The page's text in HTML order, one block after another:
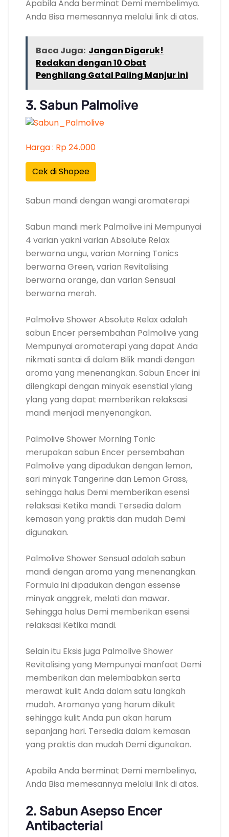
Apabila Anda berminat Demi membelimya.
Anda Bisa memesannya melalui link di atas.
Baca Juga: Jangan Digaruk!
Redakan dengan 10 Obat
Penghilang Gatal Paling Manjur ini
3. Sabun Palmolive
Harga : Rp 24.000
Cek di Shopee
Sabun mandi dengan wangi aromaterapi
Sabun mandi merk Palmolive ini Mempunyai
4 varian yakni varian Absolute Relax
berwarna ungu, varian Morning Tonics
berwarna Green, varian Revitalising
berwarna orange, dan varian Sensual
berwarna merah.
Palmolive Shower Absolute Relax adalah
sabun Encer persembahan Palmolive yang
Mempunyai aromaterapi yang dapat Anda
nikmati santai di dalam Bilik mandi dengan
aroma yang menenangkan. Sabun Encer ini
dilengkapi dengan minyak esenstial ylang
ylang yang dapat memberikan relaksasi
mandi menjadi menyenangkan.
Palmolive Shower Morning Tonic
merupakan sabun Encer persembahan
Palmolive yang dipadukan dengan lemon,
sari minyak Tangerine dan Lemon Grass,
sehingga halus Demi memberikan esensi
relaksasi Ketika mandi. Tersedia dalam
kemasan yang praktis dan mudah Demi
digunakan.
Palmolive Shower Sensual adalah sabun
mandi dengan aroma yang menenangkan.
Formula ini dipadukan dengan essense
minyak anggrek, melati dan mawar.
Sehingga halus Demi memberikan esensi
relaksasi Ketika mandi.
Selain itu Eksis juga Palmolive Shower
Revitalising yang Mempunyai manfaat Demi
memberikan dan melembabkan serta
merawat kulit Anda dalam satu langkah
mudah. Aromanya yang harum dikulit
sehingga kulit Anda pun akan harum
sepanjang hari. Tersedia dalam kemasan
yang praktis dan mudah Demi digunakan.
Apabila Anda berminat Demi membelinya,
Anda Bisa memesannya melalui link di atas.
2. Sabun Asepso Encer
Antibacterial